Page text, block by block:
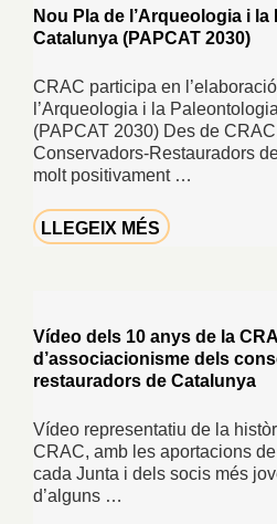
Nou Pla de l’Arqueologia i
Catalunya (PAPCAT 2030)
CRAC participa en
l’Arqueologia i la
(PAPCAT 2030) Des de
Conservadors-Restauradors
molt positivament …
LLEGEIX MÉS
Vídeo dels 10 anys de la
d’associacionisme dels
restauradors de Catalunya
Vídeo representatiu de la
CRAC, amb les aportacions
cada Junta i dels socis més
d’alguns …